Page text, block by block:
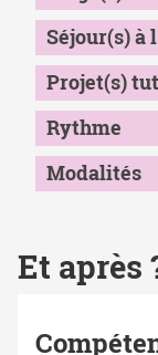
Séjour(s) à
Projet(s)
Rythme
Modalités
Et après